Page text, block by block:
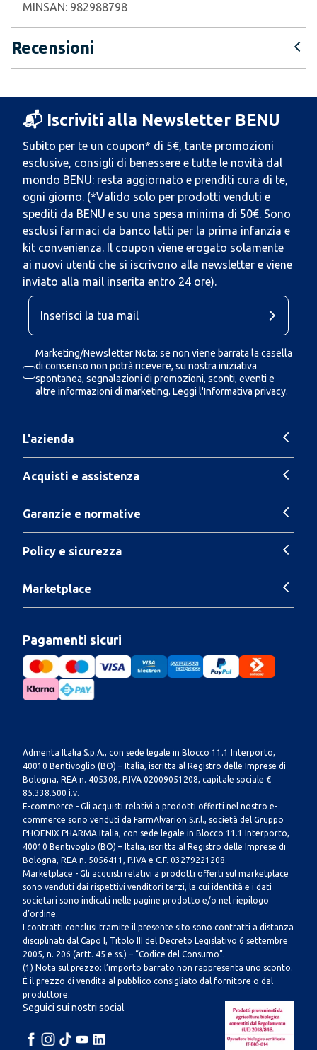
MINSAN: 982988798
Recensioni
📬 Iscriviti alla Newsletter BENU
Subito per te un coupon* di 5€, tante promozioni
esclusive, consigli di benessere e tutte le novità dal
mondo BENU: resta aggiornato e prenditi cura di te,
ogni giorno. (*Valido solo per prodotti venduti e
spediti da BENU e su una spesa minima di 50€. Sono
esclusi farmaci da banco latti per la prima infanzia e
kit convenienza. Il coupon viene erogato solamente
ai nuovi utenti che si iscrivono alla newsletter e viene
inviato alla mail inserita entro 24 ore).
Marketing/Newsletter Nota: se non viene barrata la casella
di consenso non potrà ricevere, su nostra iniziativa
spontanea, segnalazioni di promozioni, sconti, eventi e
altre informazioni di marketing. Leggi l'Informativa privacy.
L'azienda
Acquisti e assistenza
Garanzie e normative
Policy e sicurezza
Marketplace
Pagamenti sicuri
Admenta Italia S.p.A., con sede legale in Blocco 11.1 Interporto,
40010 Bentivoglio (BO) – Italia, iscritta al Registro delle Imprese di
Bologna, REA n. 405308, P.IVA 02009051208, capitale sociale €
85.338.500 i.v.
E-commerce - Gli acquisti relativi a prodotti offerti nel nostro e-
commerce sono venduti da FarmAlvarion S.r.l., società del Gruppo
PHOENIX PHARMA Italia, con sede legale in Blocco 11.1 Interporto,
40010 Bentivoglio (BO) – Italia, iscritta al Registro delle Imprese di
Bologna, REA n. 5056411, P.IVA e C.F. 03279221208.
Marketplace - Gli acquisti relativi a prodotti offerti sul marketplace
sono venduti dai rispettivi venditori terzi, la cui identità e i dati
societari sono indicati nelle pagine prodotto e/o nel riepilogo
d’ordine.
I contratti conclusi tramite il presente sito sono contratti a distanza
disciplinati dal Capo I, Titolo III del Decreto Legislativo 6 settembre
2005, n. 206 (artt. 45 e ss.) – “Codice del Consumo”.
(1) Nota sul prezzo: l’importo barrato non rappresenta uno sconto.
È il prezzo di vendita al pubblico consigliato dal fornitore o dal
produttore.
Seguici sui nostri social